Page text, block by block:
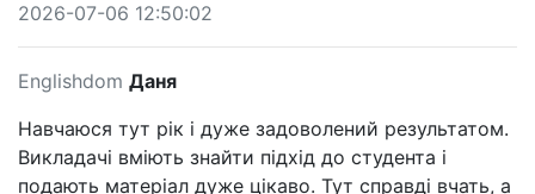
2026-07-06 12:50:02
Englishdom Даня
Навчаюся тут рік і дуже задоволений результатом.
Викладачі вміють знайти підхід до студента і
подають матеріал дуже цікаво. Тут справді вчать, а